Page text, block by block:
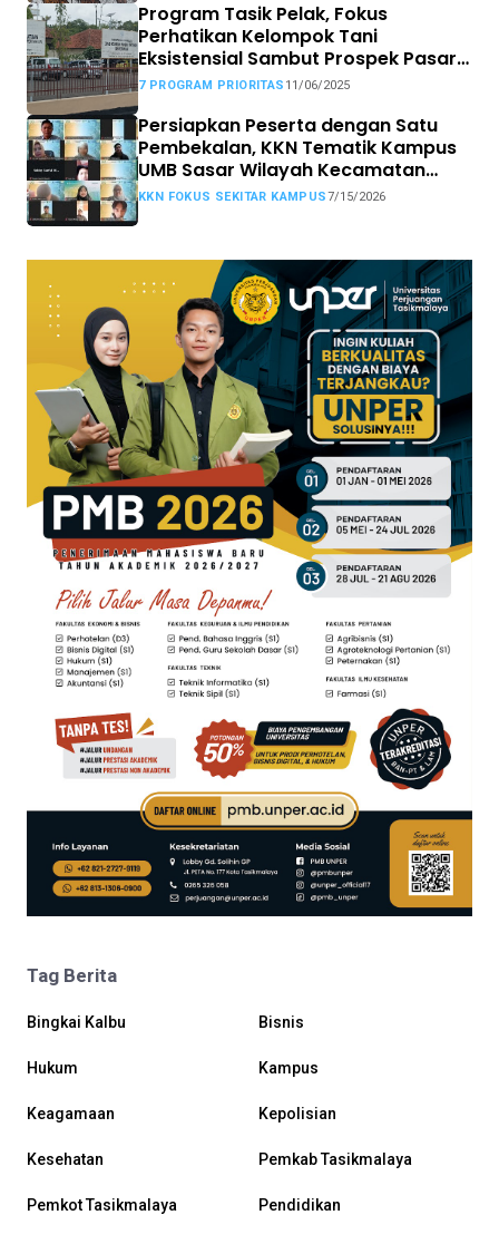
Program Tasik Pelak, Fokus
Perhatikan Kelompok Tani
Eksistensial Sambut Prospek Pasar
MBG
7 PROGRAM PRIORITAS 11/06/2025
Persiapkan Peserta dengan Satu
Pembekalan, KKN Tematik Kampus
UMB Sasar Wilayah Kecamatan
Sekitar Kampus
KKN FOKUS SEKITAR KAMPUS7/15/2026
Tag Berita
Bingkai Kalbu Bisnis
Hukum Kampus
Keagamaan Kepolisian
Kesehatan Pemkab Tasikmalaya
Pemkot Tasikmalaya Pendidikan